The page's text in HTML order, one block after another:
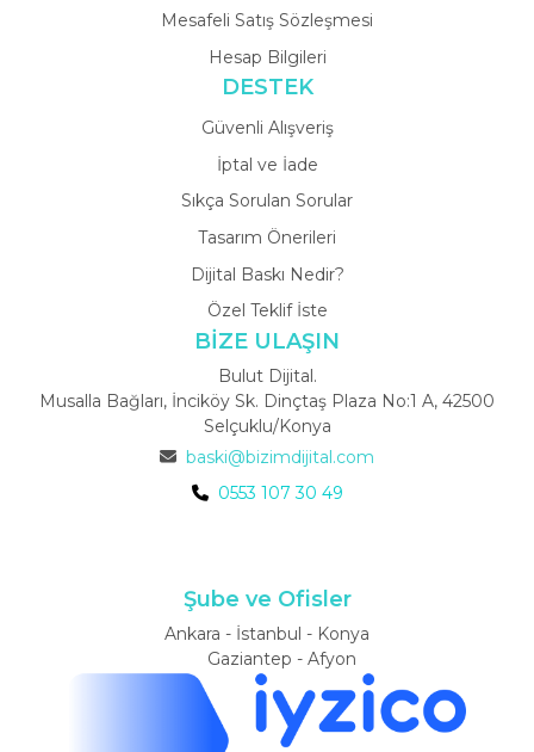
Mesafeli Satış Sözleşmesi
Hesap Bilgileri
DESTEK
Güvenli Alışveriş
İptal ve İade
Sıkça Sorulan Sorular
Tasarım Önerileri
Dijital Baskı Nedir?
Özel Teklif İste
BİZE ULAŞIN
Bulut Dijital.
Musalla Bağları, İnciköy Sk. Dinçtaş Plaza No:1 A, 42500
Selçuklu/Konya
baski@bizimdijital.com
0553 107 30 49
Şube ve Ofisler
Ankara - İstanbul - Konya
Gaziantep - Afyon